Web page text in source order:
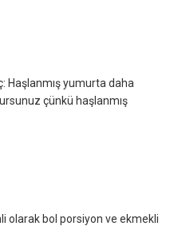
Haşlanmış yumurta daha
çünkü haşlanmış
olarak bol porsiyon ve ekmekli